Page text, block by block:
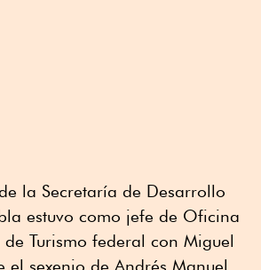
la Secretaría de Desarrollo
estuvo como jefe de Oficina
Turismo federal con Miguel
el sexenio de Andrés Manuel